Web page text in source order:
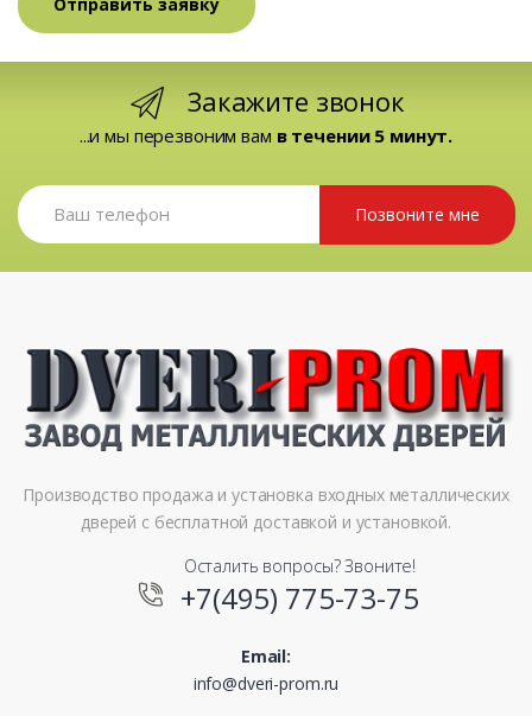
Закажите звонок
...и мы перезвоним вам в течении 5 минут.
Позвоните мне
Производство продажа и установка входных металлических
дверей с бесплатной доставкой и установкой.
Осталить вопросы? Звоните!
+7(495) 775-73-75
Email:
info@dveri-prom.ru